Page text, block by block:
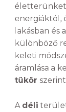
életterünket
energiáktól,
lakásban
különböző
keleti
áramlása a
tükör
A déli